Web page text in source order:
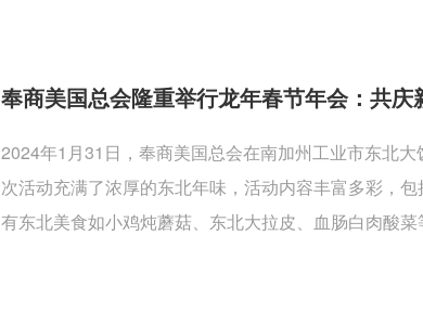
奉商美国总会隆重举行龙年春节年会：共庆
2024年1月31日，奉商美国总会在南加州工业市东北
次活动充满了浓厚的东北年味，活动内容丰富多彩，
有东北美食如小鸡炖蘑菇、东北大拉皮、血肠白肉酸